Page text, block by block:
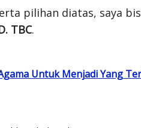
pilihan diatas, saya
TBC.
Untuk Menjadi Yang